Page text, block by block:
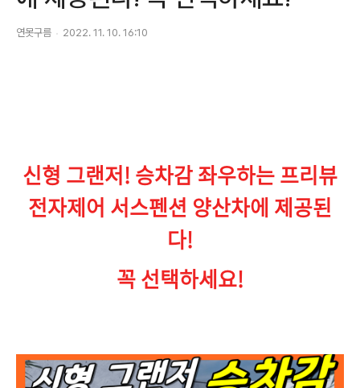
연못구름 2022. 11. 10. 16:10
신형 그랜저! 승차감 좌우하는 프리뷰
전자제어 서스펜션 양산차에 제공된
다!
꼭 선택하세요!